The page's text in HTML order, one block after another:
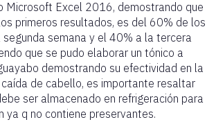
Microsoft Excel 2016, demostrando que
primeros resultados, es del 60% de los
semana y el 40% a la tercera
que se pudo elaborar un tónico a
demostrando su efectividad en la
caída de cabello, es importante resaltar
ser almacenado en refrigeración para
ya q no contiene preservantes.